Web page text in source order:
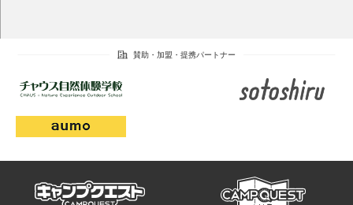
campquest campmap